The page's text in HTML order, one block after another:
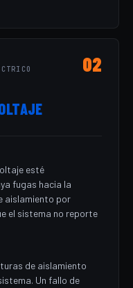
02
esté
fugas hacia la
aislamiento por
el sistema no reporte
de aislamiento
Un fallo de